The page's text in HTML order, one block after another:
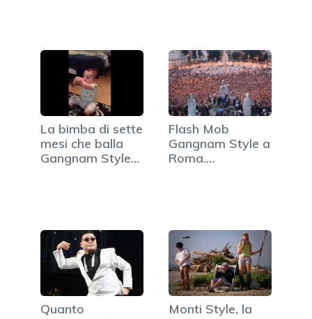
La bimba di sette
mesi che balla
Gangnam Style
Flash Mob
Gangnam Style a
Roma.
Quanto
Monti Style, la